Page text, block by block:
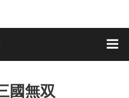
國無双